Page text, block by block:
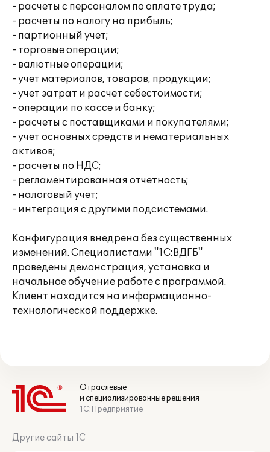
- расчеты с персоналом по оплате труда;
- расчеты по налогу на прибыль;
- партионный учет;
- торговые операции;
- валютные операции;
- учет материалов, товаров, продукции;
- учет затрат и расчет себестоимости;
- операции по кассе и банку;
- расчеты с поставщиками и покупателями;
- учет основных средств и нематериальных
активов;
- расчеты по НДС;
- регламентированная отчетность;
- налоговый учет;
- интеграция с другими подсистемами.
Конфигурация внедрена без существенных
изменений. Специалистами "1С:ВДГБ"
проведены демонстрация, установка и
начальное обучение работе с программой.
Клиент находится на информационно-
технологической поддержке.
Отраслевые
и специализированные решения
1С:Предприятие
Другие сайты 1С